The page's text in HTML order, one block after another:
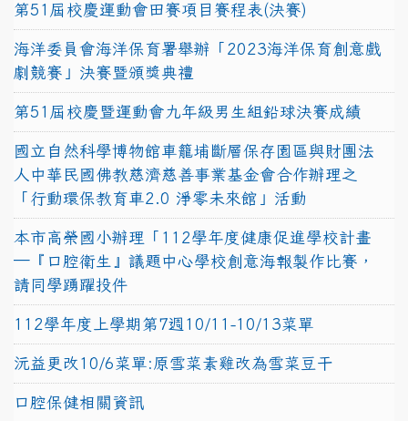
第51屆校慶運動會田賽項目賽程表(決賽)
海洋委員會海洋保育署舉辦「2023海洋保育創意戲
劇競賽」決賽暨頒獎典禮
第51屆校慶暨運動會九年級男生組鉛球決賽成績
國立自然科學博物館車籠埔斷層保存園區與財團法
人中華民國佛教慈濟慈善事業基金會合作辦理之
「行動環保教育車2.0 淨零未來館」活動
本市高榮國小辦理「112學年度健康促進學校計畫
─『口腔衛生』議題中心學校創意海報製作比賽，
請同學踴躍投件
112學年度上學期第7週10/11-10/13菜單
沅益更改10/6菜單:原雪菜素雞改為雪菜豆干
口腔保健相關資訊